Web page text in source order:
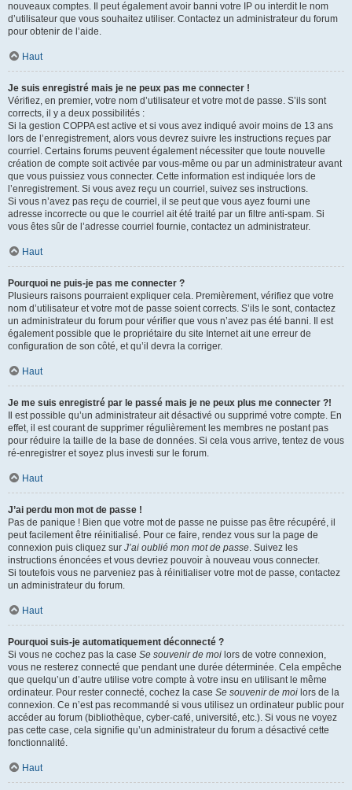
nouveaux comptes. Il peut également avoir banni votre IP ou interdit le nom
d’utilisateur que vous souhaitez utiliser. Contactez un administrateur du forum
pour obtenir de l’aide.
Haut
Je suis enregistré mais je ne peux pas me connecter !
Vérifiez, en premier, votre nom d’utilisateur et votre mot de passe. S’ils sont
corrects, il y a deux possibilités :
Si la gestion COPPA est active et si vous avez indiqué avoir moins de 13 ans
lors de l’enregistrement, alors vous devrez suivre les instructions reçues par
courriel. Certains forums peuvent également nécessiter que toute nouvelle
création de compte soit activée par vous-même ou par un administrateur avant
que vous puissiez vous connecter. Cette information est indiquée lors de
l’enregistrement. Si vous avez reçu un courriel, suivez ses instructions.
Si vous n’avez pas reçu de courriel, il se peut que vous ayez fourni une
adresse incorrecte ou que le courriel ait été traité par un filtre anti-spam. Si
vous êtes sûr de l’adresse courriel fournie, contactez un administrateur.
Haut
Pourquoi ne puis-je pas me connecter ?
Plusieurs raisons pourraient expliquer cela. Premièrement, vérifiez que votre
nom d’utilisateur et votre mot de passe soient corrects. S’ils le sont, contactez
un administrateur du forum pour vérifier que vous n’avez pas été banni. Il est
également possible que le propriétaire du site Internet ait une erreur de
configuration de son côté, et qu’il devra la corriger.
Haut
Je me suis enregistré par le passé mais je ne peux plus me connecter ?!
Il est possible qu’un administrateur ait désactivé ou supprimé votre compte. En
effet, il est courant de supprimer régulièrement les membres ne postant pas
pour réduire la taille de la base de données. Si cela vous arrive, tentez de vous
ré-enregistrer et soyez plus investi sur le forum.
Haut
J’ai perdu mon mot de passe !
Pas de panique ! Bien que votre mot de passe ne puisse pas être récupéré, il
peut facilement être réinitialisé. Pour ce faire, rendez vous sur la page de
connexion puis cliquez sur J’ai oublié mon mot de passe. Suivez les
instructions énoncées et vous devriez pouvoir à nouveau vous connecter.
Si toutefois vous ne parveniez pas à réinitialiser votre mot de passe, contactez
un administrateur du forum.
Haut
Pourquoi suis-je automatiquement déconnecté ?
Si vous ne cochez pas la case Se souvenir de moi lors de votre connexion,
vous ne resterez connecté que pendant une durée déterminée. Cela empêche
que quelqu’un d’autre utilise votre compte à votre insu en utilisant le même
ordinateur. Pour rester connecté, cochez la case Se souvenir de moi lors de la
connexion. Ce n’est pas recommandé si vous utilisez un ordinateur public pour
accéder au forum (bibliothèque, cyber-café, université, etc.). Si vous ne voyez
pas cette case, cela signifie qu’un administrateur du forum a désactivé cette
fonctionnalité.
Haut